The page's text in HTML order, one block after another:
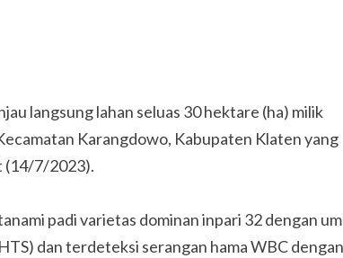
langsung lahan seluas 30 hektare (ha) milik
Karangdowo, Kabupaten Klaten yang
(14/7/2023).
padi varietas dominan inpari 32 dengan
dan terdeteksi serangan hama WBC dengan